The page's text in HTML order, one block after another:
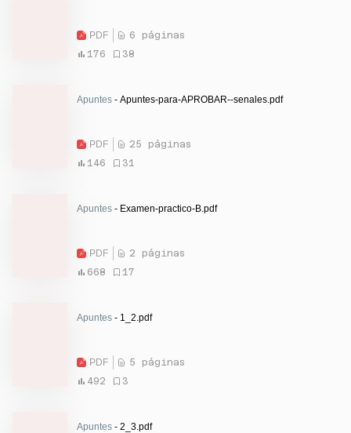
PDF
6 páginas
176
38
Apuntes - Apuntes-para-APROBAR--senales.pdf
PDF
25 páginas
146
31
Apuntes - Examen-practico-B.pdf
PDF
2 páginas
668
17
Apuntes - 1_2.pdf
PDF
5 páginas
492
3
Apuntes - 2_3.pdf